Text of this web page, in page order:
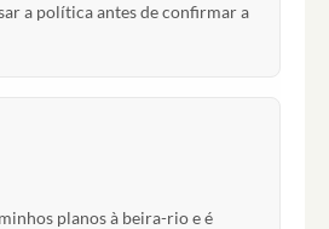
a política antes de confirmar a
planos à beira-rio e é